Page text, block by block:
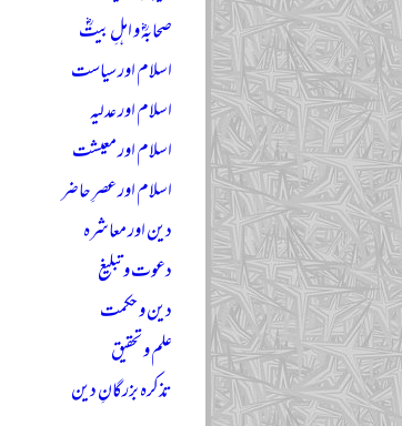
صحابہؓ و اہلِ بیتؓ
اسلام اور سیاست
اسلام اور عدلیہ
اسلام اور معیشت
اسلام اور عصرِ حاضر
دین اور معاشرہ
دعوت و تبلیغ
دین و حکمت
علم و تحقیق
تذکرہ بزرگانِ دین